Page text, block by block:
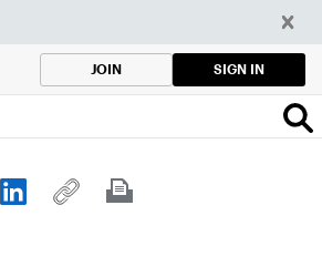
JOIN SIGN IN